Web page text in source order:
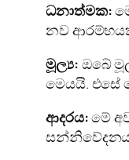
ධනාත්මක:
නව
මූල්‍ය: ඔබේ
මෙයයි. එසේ
ආදරය:මේ
සන්නිවේදනය